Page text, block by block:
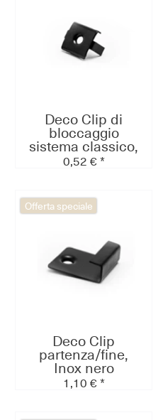
Deco Clip di
bloccaggio
sistema classico,
Inox nero
0,52 € *
Offerta speciale
Deco Clip
partenza/fine,
Inox nero
1,10 € *